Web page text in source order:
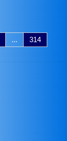
...
314